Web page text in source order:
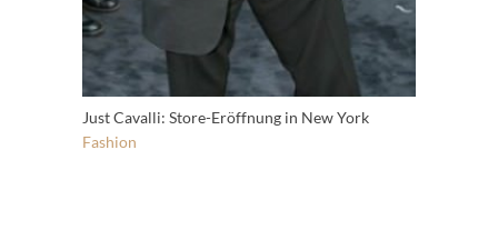
Just Cavalli: Store-Eröffnung in New York
Fashion